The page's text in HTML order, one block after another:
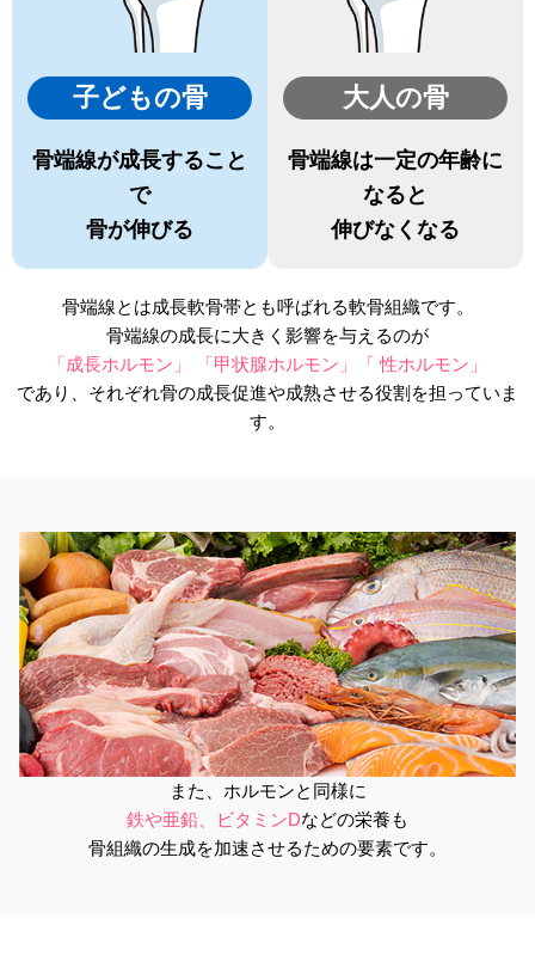
子どもの骨
骨端線が成長すること
で
骨が伸びる
大人の骨
骨端線は一定の年齢に
なると
伸びなくなる
骨端線とは成長軟骨帯とも呼ばれる軟骨組織です。
骨端線の成長に大きく影響を与えるのが
「成長ホルモン」 「甲状腺ホルモン」「 性ホルモン」
であり、それぞれ骨の成長促進や成熟させる役割を担っていま
す。
また、ホルモンと同様に
鉄や亜鉛、ビタミンDなどの栄養も
骨組織の生成を加速させるための要素です。